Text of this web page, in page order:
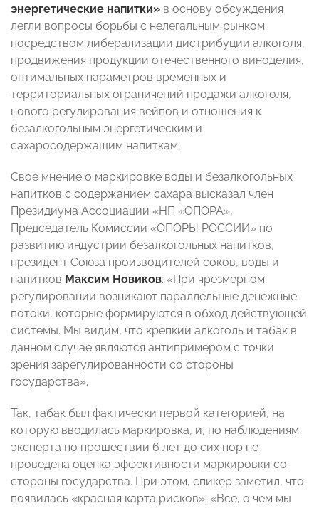
энергетические напитки» в основу обсуждения
легли вопросы борьбы с нелегальным рынком
посредством либерализации дистрибуции алкоголя,
продвижения продукции отечественного виноделия,
оптимальных параметров временных и
территориальных ограничений продажи алкоголя,
нового регулирования вейпов и отношения к
безалкогольным энергетическим и
сахаросодержащим напиткам.
Свое мнение о маркировке воды и безалкогольных
напитков с содержанием сахара высказал член
Президиума Ассоциации «НП «ОПОРА»,
Председатель Комиссии «ОПОРЫ РОССИИ» по
развитию индустрии безалкогольных напитков,
президент Союза производителей соков, воды и
напитков Максим Новиков: «При чрезмерном
регулировании возникают параллельные денежные
потоки, которые формируются в обход действующей
системы. Мы видим, что крепкий алкоголь и табак в
данном случае являются антипримером с точки
зрения зарегулированности со стороны
государства».
Так, табак был фактически первой категорией, на
которую вводилась маркировка, и, по наблюдениям
эксперта по прошествии 6 лет до сих пор не
проведена оценка эффективности маркировки со
стороны государства. При этом, спикер заметил, что
появилась «красная карта рисков»: «Все, о чем мы